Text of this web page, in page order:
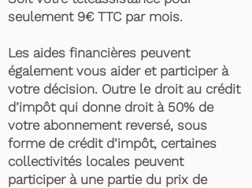
seulement 9€ TTC par mois.
Les aides financières peuvent
également vous aider et participer à
votre décision. Outre le droit au crédit
d’impôt qui donne droit à 50% de
votre abonnement reversé, sous
forme de crédit d’impôt, certaines
collectivités locales peuvent
participer à une partie du prix de